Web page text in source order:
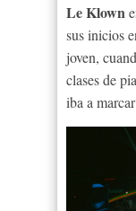
Le Klown
sus inicios
joven,
clases de
iba a